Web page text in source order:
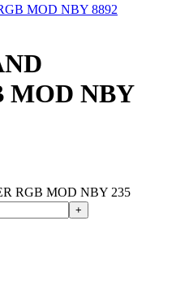
MOD NBY 8892
MOD NBY
RGB MOD NBY 235